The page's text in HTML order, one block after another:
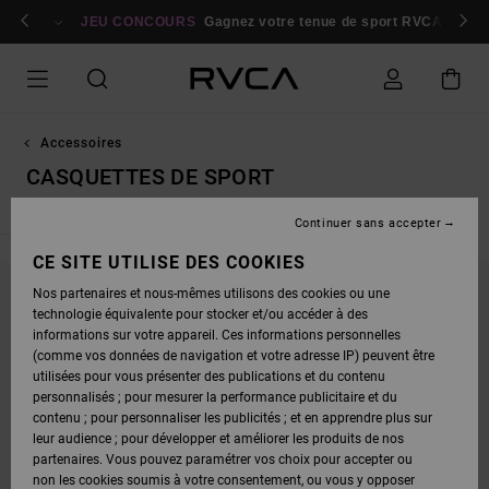
GRILLE
Se connecter / s'inscrire
JEU CONCOURS Gagnez votre tenue de sport RVCA
Accessoires
CASQUETTES DE SPORT
NE PARTEZ PAS TROP LOIN, NOS PRODUITS
SERONT BIENTÔT DE RETOUR
OUPS, NOUS N'AVONS TROUVÉ AUCUN
RÉSULTAT POUR VOTRE RECHERCHE.
PAS DE SOUCI ! ESSAYEZ AVEC D'AUTRES MOTS OU EXPLOREZ NOS
CE SITE UTILISE DES COOKIES
Nos partenaires et nous-mêmes utilisons des cookies ou une
technologie équivalente pour stocker et/ou accéder à des
informations sur votre appareil. Ces informations personnelles
(comme vos données de navigation et votre adresse IP) peuvent être
utilisées pour vous présenter des publications et du contenu
personnalisés ; pour mesurer la performance publicitaire et du
contenu ; pour personnaliser les publicités ; et en apprendre plus sur
leur audience ; pour développer et améliorer les produits de nos
partenaires. Vous pouvez paramétrer vos choix pour accepter ou
non les cookies soumis à votre consentement, ou vous y opposer
Continuer sans accepter